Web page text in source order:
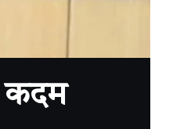
कदम